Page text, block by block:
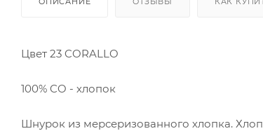
Цвет 23 CORALLO
100% CO - хлопок
Шнурок из мерсеризованного хлопка.